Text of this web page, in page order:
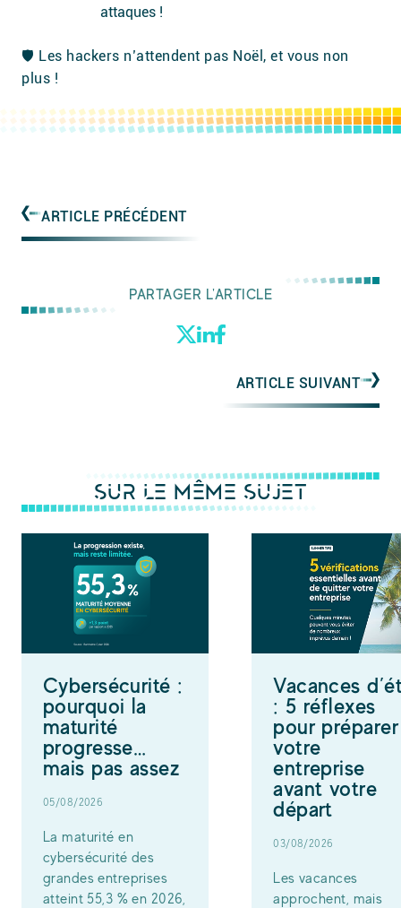
attaques !
🛡️ Les hackers n’attendent pas Noël, et vous non
plus !
ARTICLE PRÉCÉDENT
PARTAGER L'ARTICLE
ARTICLE SUIVANT
SUR LE MÊME SUJET
Cybersécurité :
pourquoi la
maturité
progresse…
mais pas assez
05/08/2026
La maturité en
cybersécurité des
grandes entreprises
atteint 55,3 % en 2026,
Vacances
: 5 réflexes
pour préparer
votre
entreprise
avant votre
départ
03/08/2026
Les vacances
approchent, mais